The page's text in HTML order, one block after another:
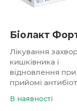
Біолакт
Лікування
кишківника і
відновлення при
прийомі
В наявності